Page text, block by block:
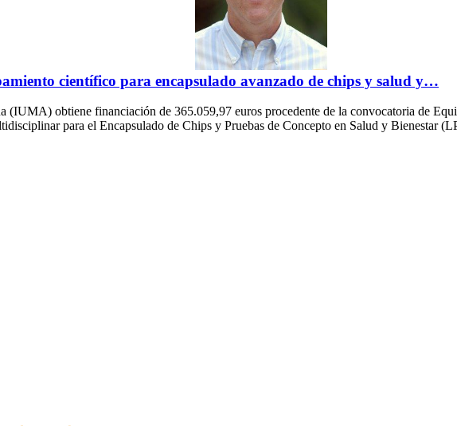
científico para encapsulado avanzado de chips y salud y…
obtiene financiación de 365.059,97 euros procedente de la convocatoria de
para el Encapsulado de Chips y Pruebas de Concepto en Salud y Bienestar